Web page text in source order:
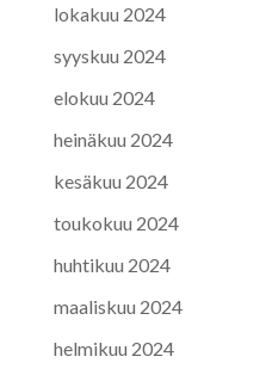
lokakuu 2024
syyskuu 2024
elokuu 2024
heinäkuu 2024
kesäkuu 2024
toukokuu 2024
huhtikuu 2024
maaliskuu 2024
helmikuu 2024